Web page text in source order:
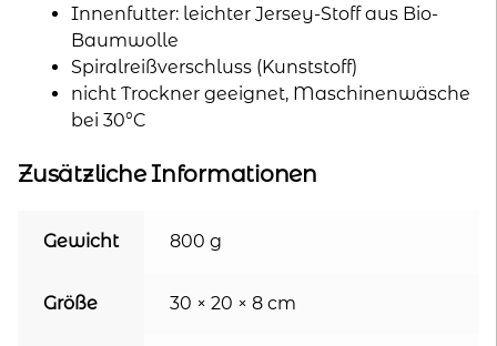
Innenfutter: leichter Jersey-Stoff aus Bio-
Baumwolle
Spiralreißverschluss (Kunststoff)
nicht Trockner geeignet, Maschinenwäsche
bei 30°C
Zusätzliche Informationen
Gewicht 800 g
Größe 30 × 20 × 8 cm